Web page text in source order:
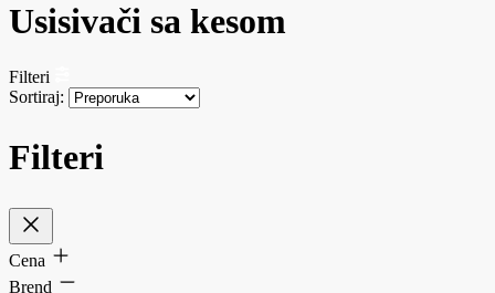
Usisivači sa kesom
Filteri
Sortiraj:
Filteri
Cena
Brend